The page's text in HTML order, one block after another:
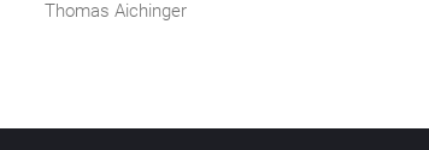
Thomas Aichinger